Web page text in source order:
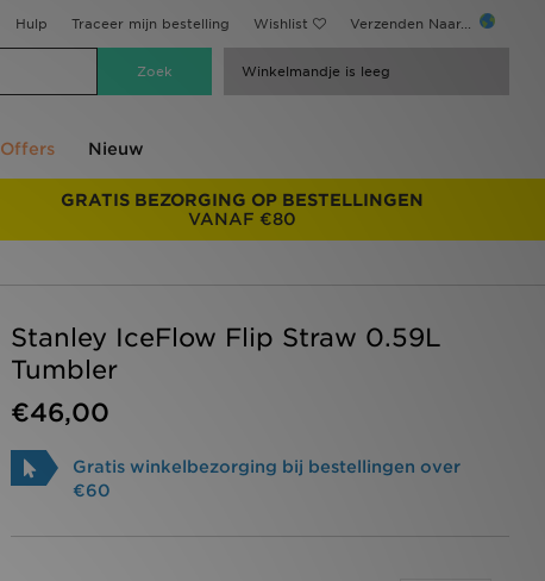
Hulp Traceer mijn bestelling Wishlist Verzenden Naar...
Winkelmandje is leeg
Offers Nieuw
GRATIS BEZORGING OP BESTELLINGEN
VANAF €80
Stanley IceFlow Flip Straw 0.59L
Tumbler
€46,00
Gratis winkelbezorging bij bestellingen over
€60